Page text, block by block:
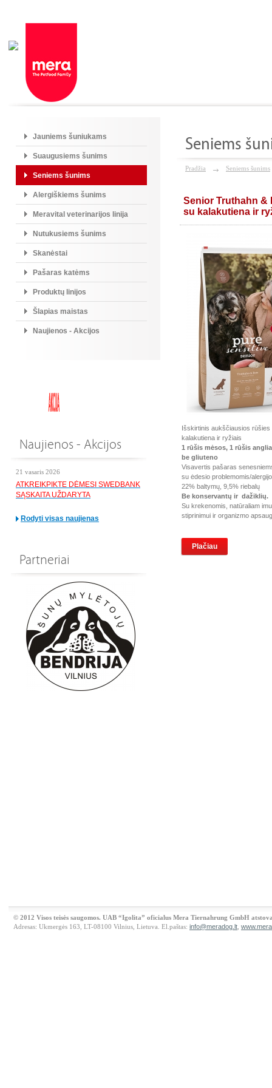
Seniems
Pradžia Seniems šunims
Senior Truthahn &
su kalakutiena ir
Išskirtinis aukščiausios
kalakutiena ir ryžiais
1 rūšis mėsos, 1 rūšis
be gliuteno
Visavertis pašaras
su ėdesio problemomis/
22% baltymų, 9,5% riebalų
Be konservantų ir dažiklių.
Su krekenomis, natūraliam
stiprinimui ir organizmo
Plačiau
Jauniems šuniukams
Suaugusiems šunims
Seniems šunims
Alergiškiems šunims
Meravital veterinarijos linija
Nutukusiems šunims
Skanėstai
Pašaras katėms
Produktų linijos
Šlapias maistas
Naujienos - Akcijos
Naujienos - Akcijos
21 vasaris 2026
ATKREIKPIKTE DĖMESI SWEDBANK
SĄSKAITA UŽDARYTA
Rodyti visas naujienas
Partneriai
© 2012 Visos teisės saugomos. UAB “Igolita” oficialus Mera Tiernahrung GmbH
Adresas: Ukmergės 163, LT-08100 Vilnius, Lietuva. El.paštas: info@meradog.lt